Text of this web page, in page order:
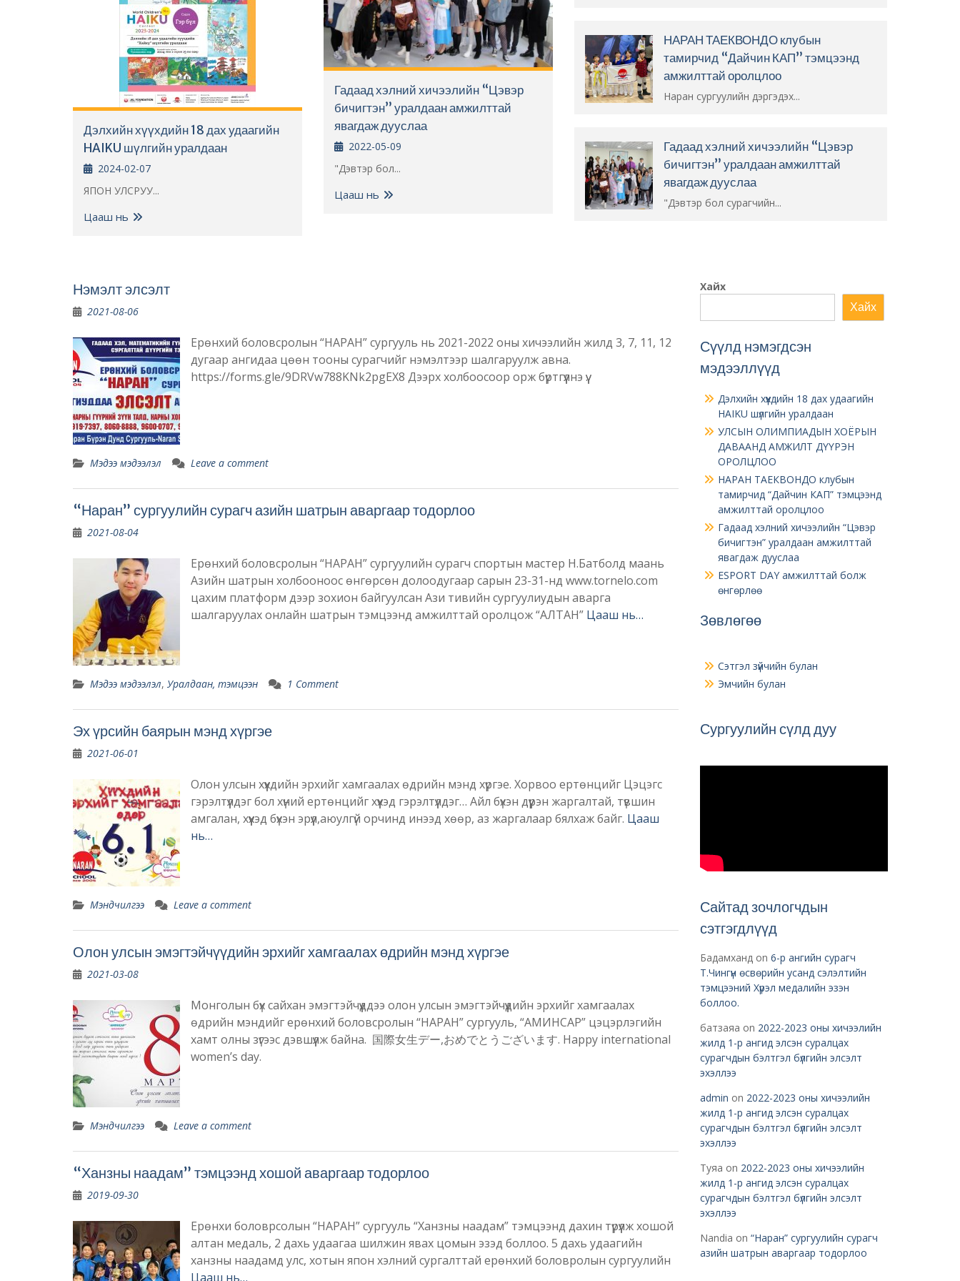
Дэлхийн хүүхдийн 18 дах удаагийн
HAIKU шүлгийн уралдаан
2024-02-07
ЯПОН УЛСРУУ...
Цааш нь
Гадаад хэлний хичээлийн “Цэвэр
бичигтэн” уралдаан амжилттай
явагдаж дууслаа
2022-05-09
"Дэвтэр бол...
Цааш нь
НАРАН ТАЕКВОНДО клубын
тамирчид “Дайчин КАП” тэмцээнд
амжилттай оролцлоо
Наран сургуулийн дэргэдэх...
Гадаад хэлний хичээлийн “Цэвэр
бичигтэн” уралдаан амжилттай
явагдаж дууслаа
"Дэвтэр бол сурагчийн...
Нэмэлт элсэлт
2021-08-06
Ерөнхий боловсролын “НАРАН” сургууль нь 2021-2022 оны хичээлийн жилд 3, 7, 11, 12
дугаар ангидаа цөөн тооны сурагчийг нэмэлтээр шалгаруулж авна.
https://forms.gle/9DRVw788KNk2pgEX8 Дээрх холбоосоор орж бүртгүүлнэ үү.
Мэдээ мэдээлэл Leave a comment
“Наран” сургуулийн сурагч азийн шатрын аваргаар тодорлоо
2021-08-04
Ерөнхий боловсролын “НАРАН” сургуулийн сурагч спортын мастер Н.Батболд маань
Азийн шатрын холбооноос өнгөрсөн долоодугаар сарын 23-31-нд www.tornelo.com
цахим платформ дээр зохион байгуулсан Ази тивийн сургуулиудын аварга
шалгаруулах онлайн шатрын тэмцээнд амжилттай оролцож “АЛТАН” Цааш нь…
Мэдээ мэдээлэл, Уралдаан, тэмцээн 1 Comment
Эх үрсийн баярын мэнд хүргэе
2021-06-01
Олон улсын хүүхдийн эрхийг хамгаалах өдрийн мэнд хүргэе. Хорвоо eртөнцийг Цэцэгс
гэрэлтүүлдэг бол хүний eртөнцийг хүүхэд гэрэлтүүлдэг… Айл бүхэн дүүрэн жаргалтай, түвшин
амгалан, хүүхэд бүхэн эрүүл,аюулгүй орчинд инээд хөөр, аз жаргалаар бялхаж байг. Цааш
нь…
Мэндчилгээ Leave a comment
Олон улсын эмэгтэйчүүдийн эрхийг хамгаалах өдрийн мэнд хүргэе
2021-03-08
Монголын бүх сайхан эмэгтэйчүүддээ олон улсын эмэгтэйчүүдийн эрхийг хамгаалах
өдрийн мэндийг ерөнхий боловсролын “НАРАН” сургууль, “АМИНСАР” цэцэрлэгийн
хамт олны зүгээс дэвшүүлж байна. 国際女生デー,おめでとうございます. Happy international
women’s day.
Мэндчилгээ Leave a comment
“Ханзны наадам” тэмцээнд хошой аваргаар тодорлоо
2019-09-30
Ерөнхи боловрсолын “НАРАН” сургууль “Ханзны наадам” тэмцээнд дахин түрүүлж хошой
алтан медаль, 2 дахь удаагаа шилжин явах цомын эзэд боллоо. 5 дахь удаагийн
ханзны наадамд улс, хотын япон хэлний сургалттай ерөнхий боловролын сургуулийн
Цааш нь…
Хайх
Хайх
Сүүлд нэмэгдсэн
мэдээллүүд
Дэлхийн хүүхдийн 18 дах удаагийн
HAIKU шүлгийн уралдаан
УЛСЫН ОЛИМПИАДЫН ХОЁРЫН
ДАВААНД АМЖИЛТ ДҮҮРЭН
ОРОЛЦЛОО
НАРАН ТАЕКВОНДО клубын
тамирчид “Дайчин КАП” тэмцээнд
амжилттай оролцлоо
Гадаад хэлний хичээлийн “Цэвэр
бичигтэн” уралдаан амжилттай
явагдаж дууслаа
ESPORT DAY амжилттай болж
өнгөрлөө
Зөвлөгөө
Сэтгэл зүйчийн булан
Эмчийн булан
Сургуулийн сүлд дуу
Сайтад зочлогчдын
сэтгэгдлүүд
Бадамханд on 6-р ангийн сурагч
Т.Чингүн өсвөрийн усанд сэлэлтийн
тэмцээний Хүрэл медалийн эзэн
боллоо.
батзаяа on 2022-2023 оны хичээлийн
жилд 1-р ангид элсэн суралцах
сурагчдын бэлтгэл бүлгийн элсэлт
эхэллээ
admin on 2022-2023 оны хичээлийн
жилд 1-р ангид элсэн суралцах
сурагчдын бэлтгэл бүлгийн элсэлт
эхэллээ
Туяа on 2022-2023 оны хичээлийн
жилд 1-р ангид элсэн суралцах
сурагчдын бэлтгэл бүлгийн элсэлт
эхэллээ
Nandia on “Наран” сургуулийн сурагч
азийн шатрын аваргаар тодорлоо